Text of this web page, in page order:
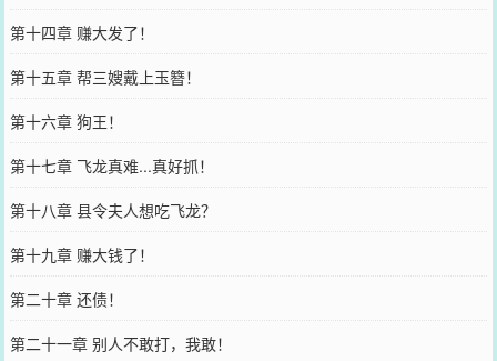
第十四章 赚大发了！
第十五章 帮三嫂戴上玉簪！
第十六章 狗王！
第十七章 飞龙真难...真好抓！
第十八章 县令夫人想吃飞龙？
第十九章 赚大钱了！
第二十章 还债！
第二十一章 别人不敢打，我敢！